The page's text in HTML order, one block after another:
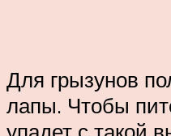
Для грызунов
лапы. Чтобы